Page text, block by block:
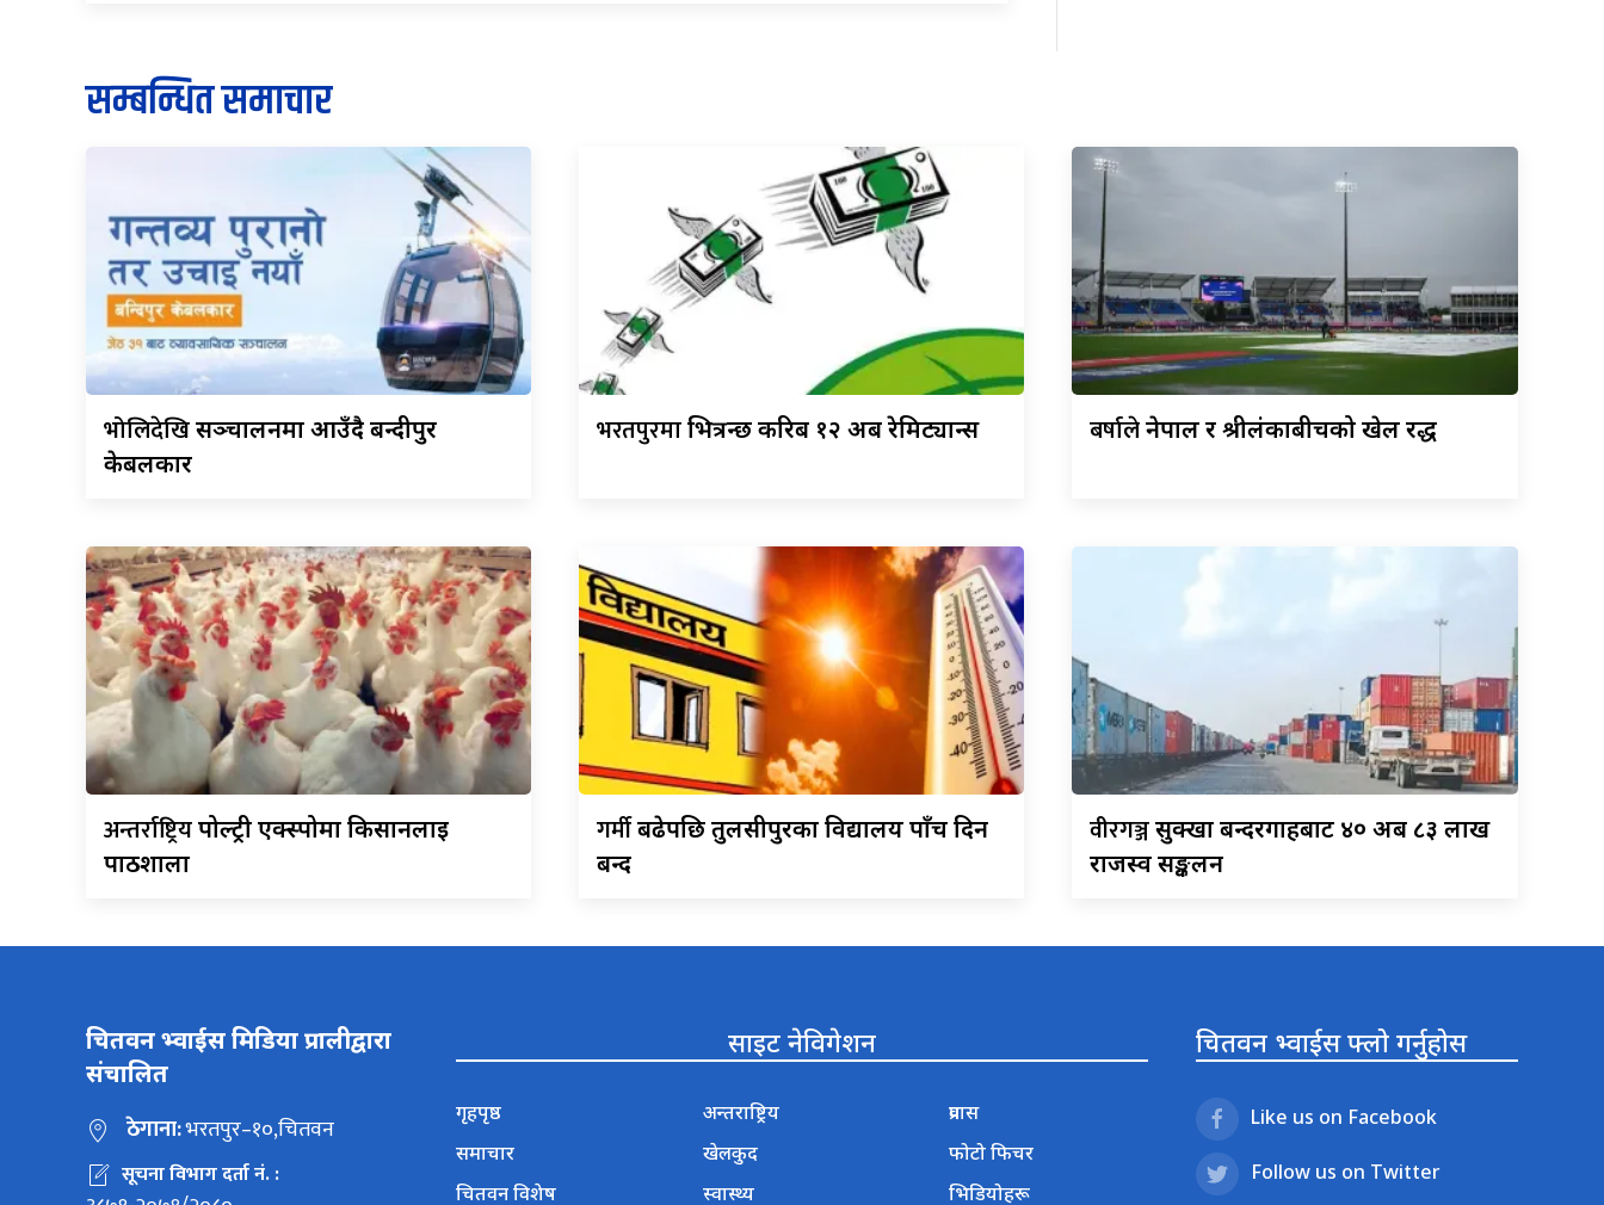
सम्बन्धित समाचार
भोलिदेखिसञ्चालनमा आउँदै बन्दीपुर
केबलकार
भरतपुरमाभित्रन्छ करिब १२ अर्ब रेमिट्यान्स बर्षालेनेपाल र श्रीलंकाबीचको खेल रद्ध
अन्तर्राष्ट्रियपोल्ट्री एक्स्पोमा किसानलाई
पाठशाला
गर्मीबढेपछि तुलसीपुरका विद्यालय पाँच दिन
बन्द
वीरगञ्जसुक्खा बन्दरगाहबाट ४० अर्ब ८३ लाख
राजस्व सङ्कलन
चितवन भ्वाईस मिडिया प्रालीद्वारा
संचालित
ठेगाना:भरतपुर–१०,चितवन
सूचना विभाग दर्ता नं. :
साइट नेविगेशन
गृहपृष्ठ
समाचार
चितवन विशेष
अन्तराष्ट्रिय
खेलकुद
स्वास्थ्य
प्रवास
फोटो फिचर
भिडियोहरू
चितवन भ्वाईस फ्लो गर्नुहोस
Like us on Facebook
Follow us on Twitter